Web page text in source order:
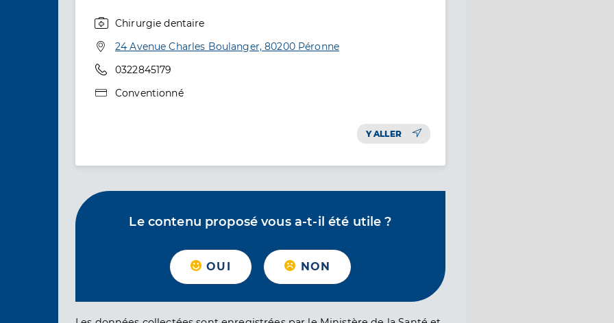
Chirurgie dentaire
Adresse
24 Avenue Charles Boulanger, 80200 Péronne
Téléphone
0322845179
Type de convention
Conventionné
Y ALLER
Le contenu proposé vous a-t-il été utile ?
OUI NON